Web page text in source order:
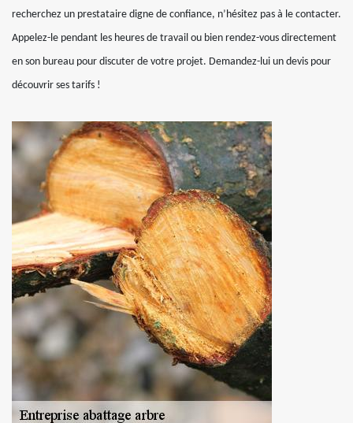
recherchez un prestataire digne de confiance, n’hésitez pas à le contacter.
Appelez-le pendant les heures de travail ou bien rendez-vous directement
en son bureau pour discuter de votre projet. Demandez-lui un devis pour
découvrir ses tarifs !